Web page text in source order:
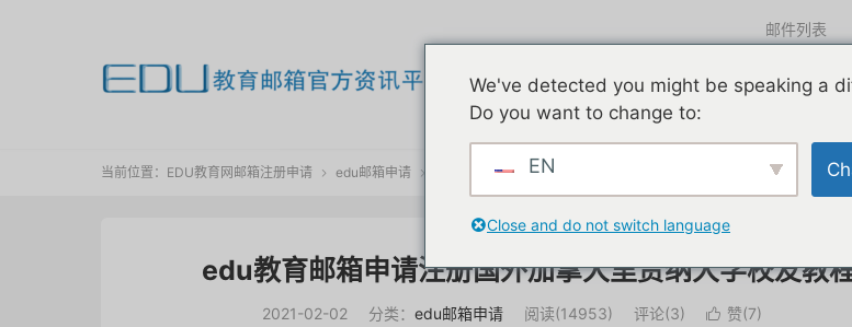
我们一直在努力
edu邮箱申请
邮件列表
当前位置： EDU教育网邮箱注册申请  edu邮箱申请 
edu教育邮箱申请注册国外加拿大里贾纳大学校友教
2021-02-02 分类： edu邮箱申请 阅读(14953) 评论(3)  赞(7)
We've detected you might be speaking a
Do you want to change to:
EN
Close and do not switch language